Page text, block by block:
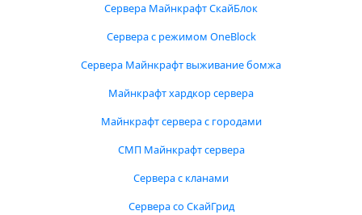
Сервера Майнкрафт СкайБлок
Сервера с режимом OneBlock
Сервера Майнкрафт выживание бомжа
Майнкрафт хардкор сервера
Майнкрафт сервера с городами
СМП Майнкрафт сервера
Сервера с кланами
Сервера со СкайГрид